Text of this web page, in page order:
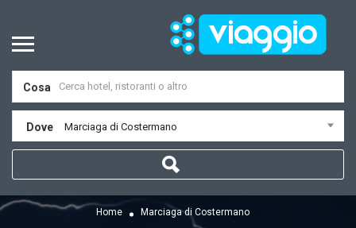
Cosa
Dove Marciaga di Costermano
Home Marciaga di Costermano